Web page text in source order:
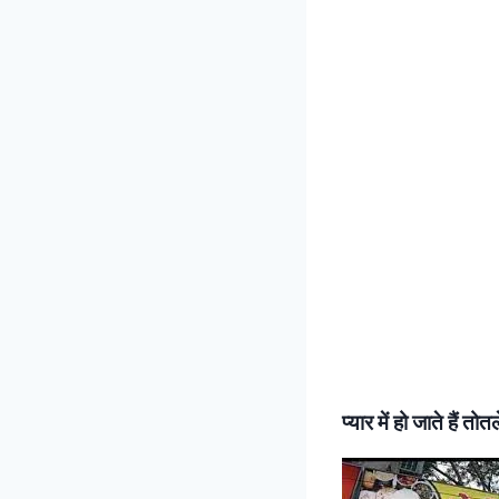
प्यार में हो जाते हैं